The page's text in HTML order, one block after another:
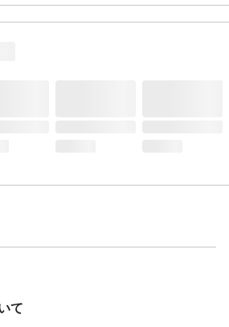
、こたつ布団と身体の隙間を減らし、暖
い空気を逃が
ミて